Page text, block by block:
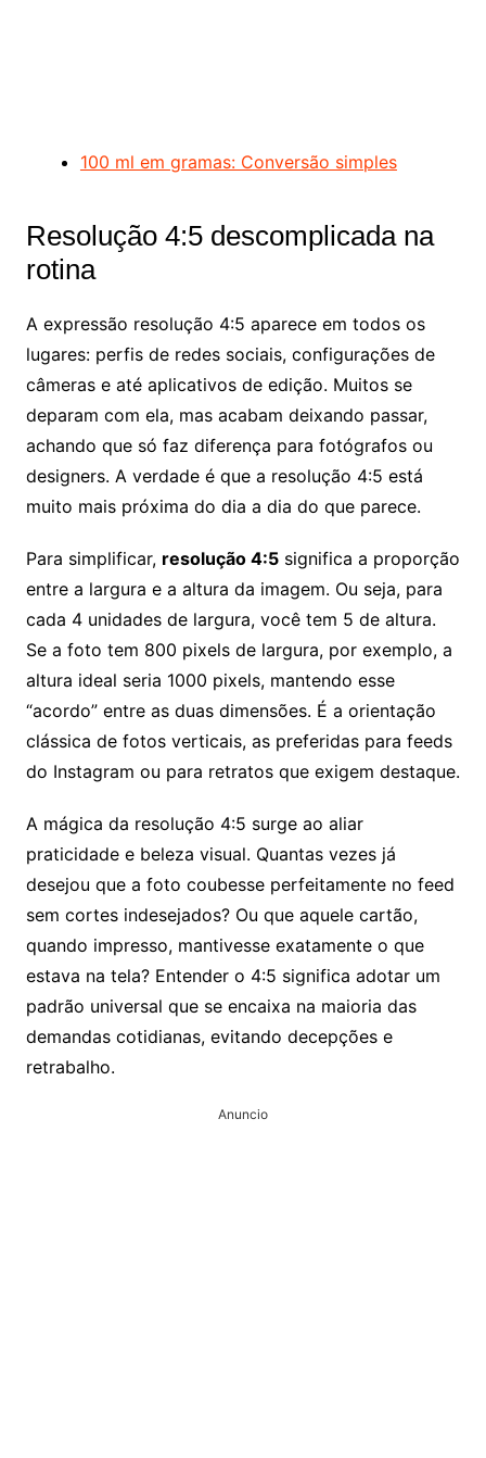
100 ml em gramas: Conversão simples
Resolução 4:5 descomplicada na
rotina
A expressão resolução 4:5 aparece em todos os
lugares: perfis de redes sociais, configurações de
câmeras e até aplicativos de edição. Muitos se
deparam com ela, mas acabam deixando passar,
achando que só faz diferença para fotógrafos ou
designers. A verdade é que a resolução 4:5 está
muito mais próxima do dia a dia do que parece.
Para simplificar, resolução 4:5significa a proporção
entre a largura e a altura da imagem. Ou seja, para
cada 4 unidades de largura, você tem 5 de altura.
Se a foto tem 800 pixels de largura, por exemplo, a
altura ideal seria 1000 pixels, mantendo esse
“acordo” entre as duas dimensões. É a orientação
clássica de fotos verticais, as preferidas para feeds
do Instagram ou para retratos que exigem destaque.
A mágica da resolução 4:5 surge ao aliar
praticidade e beleza visual. Quantas vezes já
desejou que a foto coubesse perfeitamente no feed
sem cortes indesejados? Ou que aquele cartão,
quando impresso, mantivesse exatamente o que
estava na tela? Entender o 4:5 significa adotar um
padrão universal que se encaixa na maioria das
demandas cotidianas, evitando decepções e
retrabalho.
Anuncio